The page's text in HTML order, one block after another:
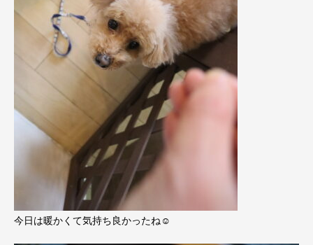
今日は暖かくて気持ち良かったね☺